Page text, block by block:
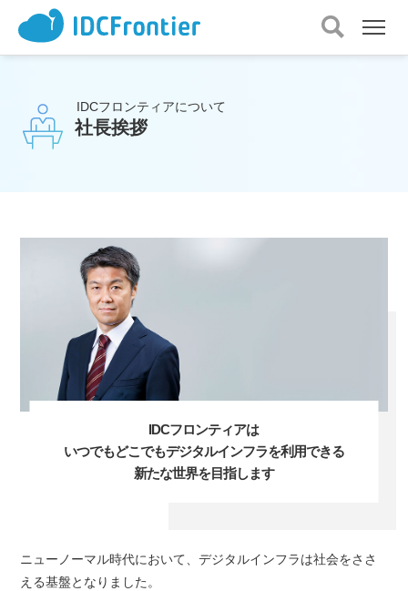
メ
IDCフロンティアについて
社長挨拶
IDCフロンティアは
いつでもどこでもデジタルインフラを利用できる
新たな世界を目指します
ニューノーマル時代において、デジタルインフラは社会をささ
える基盤となりました。